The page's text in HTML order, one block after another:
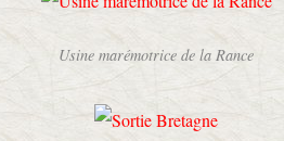
Usine marémotrice de la Rance